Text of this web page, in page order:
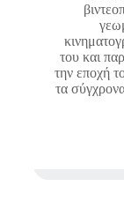
του και
την εποχή
τα